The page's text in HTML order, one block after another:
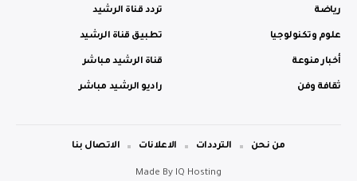
رياضة
علوم وتكنولوجيا
أخبار منوعة
ثقافة وفن
تردد قناة الرشيد
تطبيق قناة الرشيد
قناة الرشيد مباشر
راديو الرشيد مباشر
Made By IQ Hosting
من نحن الترددات الاعلانات الاتصال بنا